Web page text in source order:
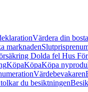
Värdera din
marknaden
Dolda fel Hus
KöpaKöpaKöpa
Värdebevakaren
du besiktningen